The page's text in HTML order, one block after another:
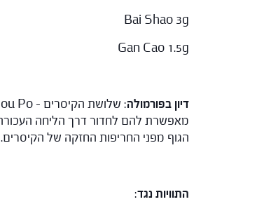
Bai Shao 3g
Gan Cao 1.5g
דיון בפורמולה
הגוף מפני החריפות החזקה של הקיסרים.
התוויות נגד: